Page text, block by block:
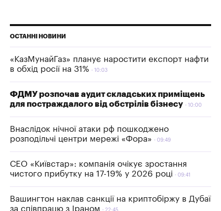
ОСТАННІ НОВИНИ
«КазМунайГаз» планує наростити експорт нафти
в обхід росії на 31%
10:03
ФДМУ розпочав аудит складських приміщень
для постраждалого від обстрілів бізнесу
10:00
Внаслідок нічної атаки рф пошкоджено
розподільчі центри мережі «Фора»
09:49
СЕО «Київстар»: компанія очікує зростання
чистого прибутку на 17-19% у 2026 році
09:41
Вашингтон наклав санкції на криптобіржу в Дубаї
за співпрацю з Іраном
22:45